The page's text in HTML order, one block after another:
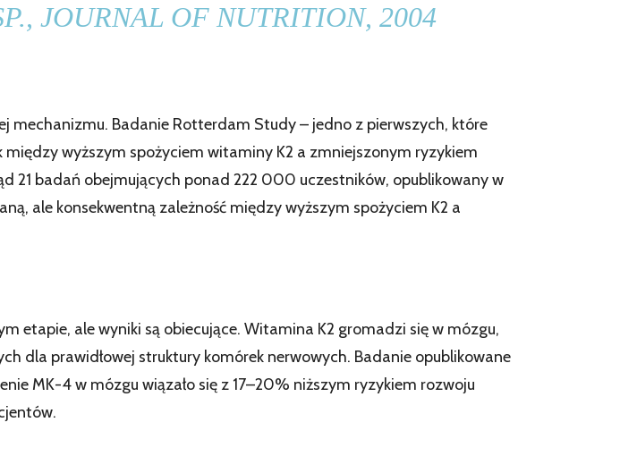
JOURNAL OF NUTRITION, 2004
mechanizmu. Badanie Rotterdam Study – jedno z pierwszych, które
wyższym spożyciem witaminy K2 a zmniejszonym ryzykiem
21 badań obejmujących ponad 222 000 uczestników, opublikowany w
ale konsekwentną zależność między wyższym spożyciem K2 a
etapie, ale wyniki są obiecujące. Witamina K2 gromadzi się w mózgu,
dla prawidłowej struktury komórek nerwowych. Badanie opublikowane
MK-4 w mózgu wiązało się z 17–20% niższym ryzykiem rozwoju